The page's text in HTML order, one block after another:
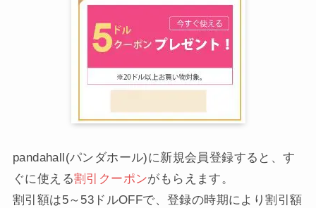
pandahall(パンダホール)に新規会員登録すると、す
ぐに使える割引クーポンがもらえます。
割引額は5～53ドルOFFで、登録の時期により割引額